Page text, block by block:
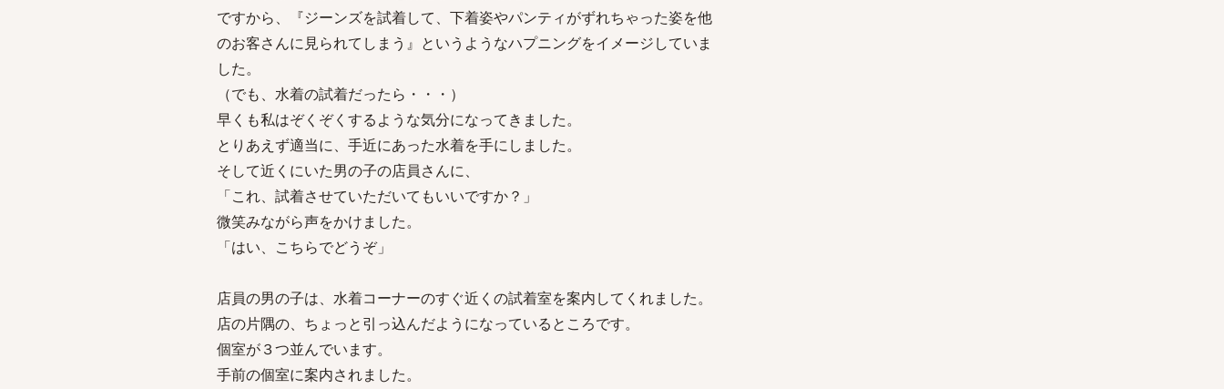
ですから、『ジーンズを試着して、下着姿やパンティがずれちゃった姿を他
のお客さんに見られてしまう』というようなハプニングをイメージしていま
した。
（でも、水着の試着だったら・・・）
早くも私はぞくぞくするような気分になってきました。
とりあえず適当に、手近にあった水着を手にしました。
そして近くにいた男の子の店員さんに、
「これ、試着させていただいてもいいですか？」
微笑みながら声をかけました。
「はい、こちらでどうぞ」
店員の男の子は、水着コーナーのすぐ近くの試着室を案内してくれました。
店の片隅の、ちょっと引っ込んだようになっているところです。
個室が３つ並んでいます。
手前の個室に案内されました。